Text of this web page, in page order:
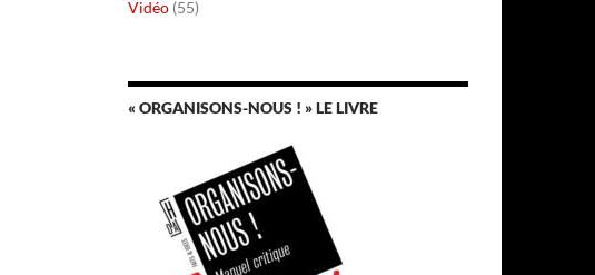
Vidéo (55)
« ORGANISONS-NOUS ! » LE LIVRE